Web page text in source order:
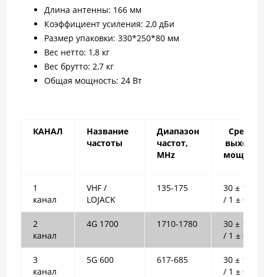
Длина антенны: 166 мм
Коэффициент усиления: 2,0 дБи
Размер упаковки: 330*250*80 мм
Вес нетто: 1,8 кг
Вес брутто: 2,7 кг
Общая мощность: 24 Вт
КАНАЛ
Название
частоты
Диапазон
частот,
MHz
Средняя
1
канал
VHF /
LOJACK
135-175
30 ±
/ 1 ± 0.2W
2
канал
4G 1700 1710-1780
30 ±
/ 1 ± 0.2W
3
канал
5G 600 617-685
30 ±
/ 1 ± 0.2W